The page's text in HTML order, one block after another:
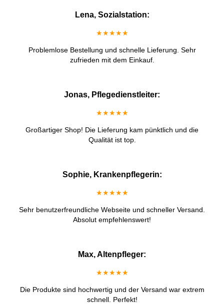
Lena, Sozialstation:
★★★★★
Problemlose Bestellung und schnelle Lieferung. Sehr
zufrieden mit dem Einkauf.
Jonas, Pflegedienstleiter:
★★★★★
Großartiger Shop! Die Lieferung kam pünktlich und die
Qualität ist top.
Sophie, Krankenpflegerin:
★★★★★
Sehr benutzerfreundliche Webseite und schneller Versand.
Absolut empfehlenswert!
Max, Altenpfleger:
★★★★★
Die Produkte sind hochwertig und der Versand war extrem
schnell. Perfekt!